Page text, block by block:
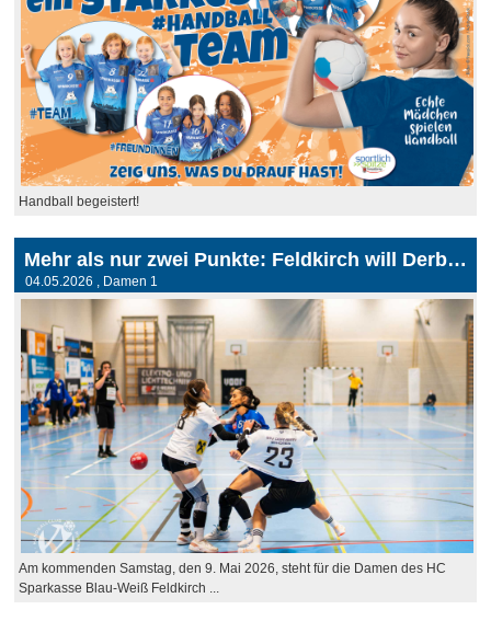
Handball begeistert!
Mehr als nur zwei Punkte: Feldkirch will Derby für sich entscheiden
04.05.2026 , Damen 1
Am kommenden Samstag, den 9. Mai 2026, steht für die Damen des HC
Sparkasse Blau-Weiß Feldkirch ...